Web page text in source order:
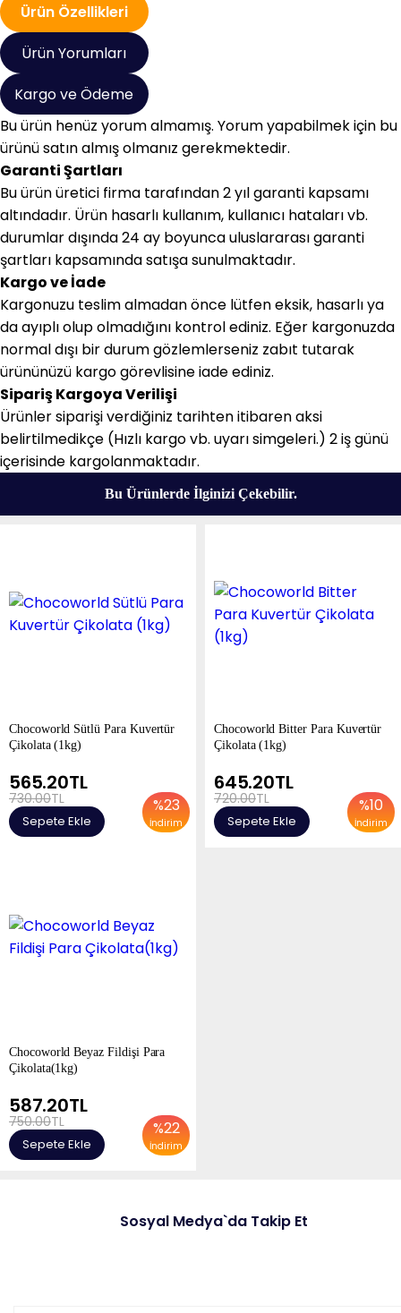
Ürün Özellikleri
Ürün Yorumları
Kargo ve Ödeme
Bu ürün henüz yorum almamış. Yorum yapabilmek için bu
ürünü satın almış olmanız gerekmektedir.
Garanti Şartları
Bu ürün üretici firma tarafından 2 yıl garanti kapsamı
altındadır. Ürün hasarlı kullanım, kullanıcı hataları vb.
durumlar dışında 24 ay boyunca uluslararası garanti
şartları kapsamında satışa sunulmaktadır.
Kargo ve İade
Kargonuzu teslim almadan önce lütfen eksik, hasarlı ya
da ayıplı olup olmadığını kontrol ediniz. Eğer kargonuzda
normal dışı bir durum gözlemlerseniz zabıt tutarak
ürününüzü kargo görevlisine iade ediniz.
Sipariş Kargoya Verilişi
Ürünler siparişi verdiğiniz tarihten itibaren aksi
belirtilmedikçe (Hızlı kargo vb. uyarı simgeleri.) 2 iş günü
içerisinde kargolanmaktadır.
Bu Ürünlerde İlginizi Çekebilir.
Chocoworld Sütlü Para Kuvertür
Çikolata (1kg)
%23
İndirim
565.20TL
730.00TL
Sepete Ekle
Chocoworld Bitter Para Kuvertür
Çikolata (1kg)
%10
İndirim
645.20TL
720.00TL
Sepete Ekle
Chocoworld Beyaz Fildişi Para
Çikolata(1kg)
%22
İndirim
587.20TL
750.00TL
Sepete Ekle
Sosyal Medya`da Takip Et